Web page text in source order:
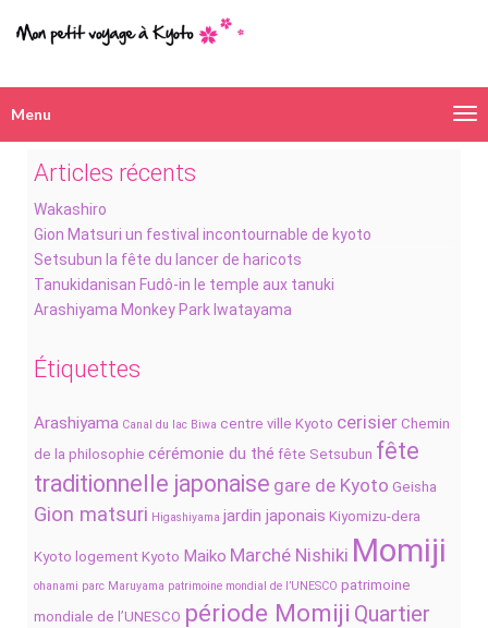
Menu
Articles récents
Wakashiro
Gion Matsuri un festival incontournable de kyoto
Setsubun la fête du lancer de haricots
Tanukidanisan Fudô-in le temple aux tanuki
Arashiyama Monkey Park Iwatayama
Étiquettes
Arashiyama Canal du lac Biwa centre ville Kyoto cerisier Chemin
de la philosophie cérémonie du thé fête Setsubun fête
traditionnelle japonaise gare de Kyoto Geisha
Gion matsuri Higashiyama jardin japonais Kiyomizu-dera
Kyoto logement Kyoto Maiko Marché Nishiki Momiji
ohanami parc Maruyama patrimoine mondial de l’UNESCO patrimoine
mondiale de l’UNESCO période Momiji Quartier